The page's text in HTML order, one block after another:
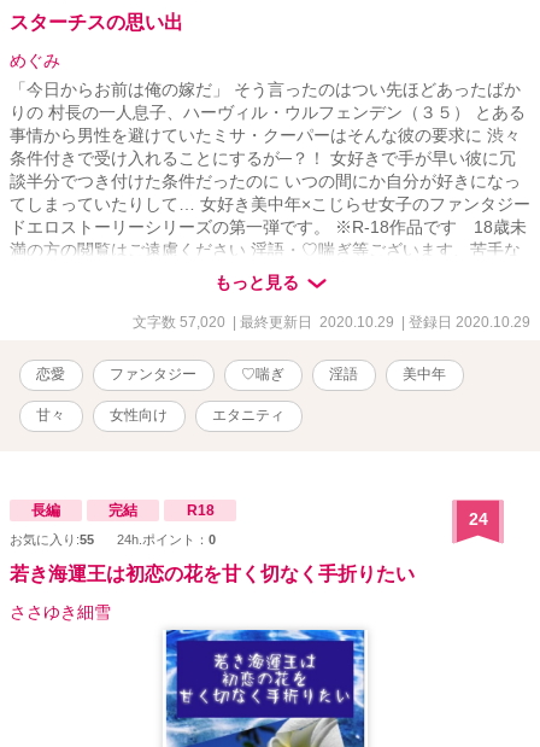
スターチスの思い出
めぐみ
「今日からお前は俺の嫁だ」 そう言ったのはつい先ほどあったばか
りの 村長の一人息子、ハーヴィル・ウルフェンデン（３５） とある
事情から男性を避けていたミサ・クーパーはそんな彼の要求に 渋々
条件付きで受け入れることにするが─？！ 女好きで手が早い彼に冗
談半分でつき付けた条件だったのに いつの間にか自分が好きになっ
てしまっていたりして… 女好き美中年×こじらせ女子のファンタジー
ドエロストーリーシリーズの第一弾です。 ※R-18作品です 18歳未
満の方の閲覧はご遠慮ください 淫語・♡喘ぎ等ございます、苦手な
もっと見る
文字数 57,020 | 最終更新日 2020.10.29 | 登録日 2020.10.29
恋愛 ファンタジー ♡喘ぎ 淫語 美中年
甘々 女性向け エタニティ
長編 完結 R18
お気に入り:55 24h.ポイント： 0
24
若き海運王は初恋の花を甘く切なく手折りたい
ささゆき細雪